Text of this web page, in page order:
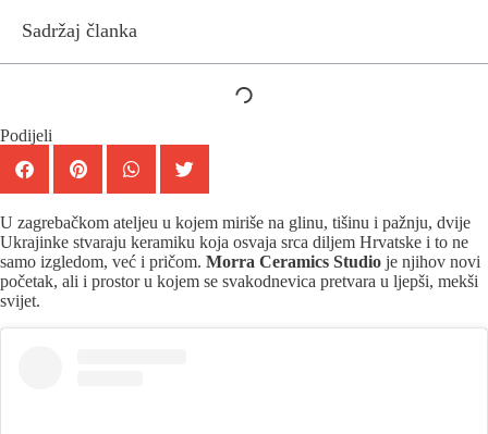
Sadržaj članka
Podijeli
U zagrebačkom ateljeu u kojem miriše na glinu, tišinu i pažnju, dvije
Ukrajinke stvaraju keramiku koja osvaja srca diljem Hrvatske i to ne
samo izgledom, već i pričom. Morra Ceramics Studio je njihov novi
početak, ali i prostor u kojem se svakodnevica pretvara u ljepši, mekši
svijet.